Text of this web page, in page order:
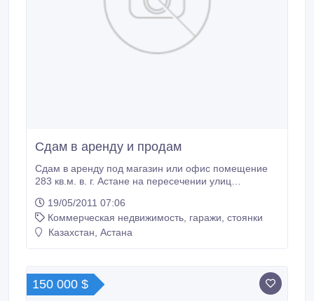
Сдам в аренду и продам
Сдам в аренду под магазин или офис помещение
283 кв.м. в. г. Астане на пересечении улиц
19/05/2011 07:06
Коммерческая недвижимость, гаражи, стоянки
Казахстан, Астана
150 000 $